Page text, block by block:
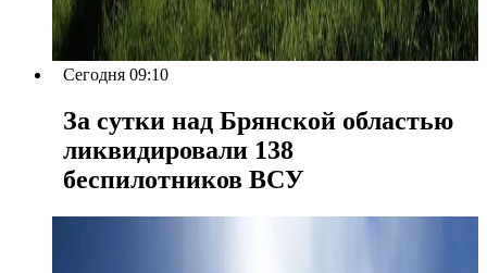
Сегодня 09:10
За сутки над Брянской областью
ликвидировали 138
беспилотников ВСУ